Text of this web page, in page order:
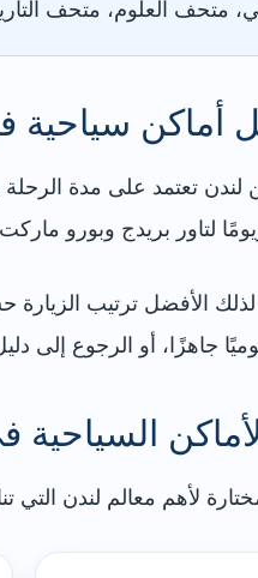
متحف العلوم، متحف
أماكن سياحية
لندن تعتمد على مدة الرحلة
لتاور بريدج وبورو
لذلك الأفضل ترتيب
جاهزًا، أو الرجوع إلى
السياحية
لأهم معالم لندن التي